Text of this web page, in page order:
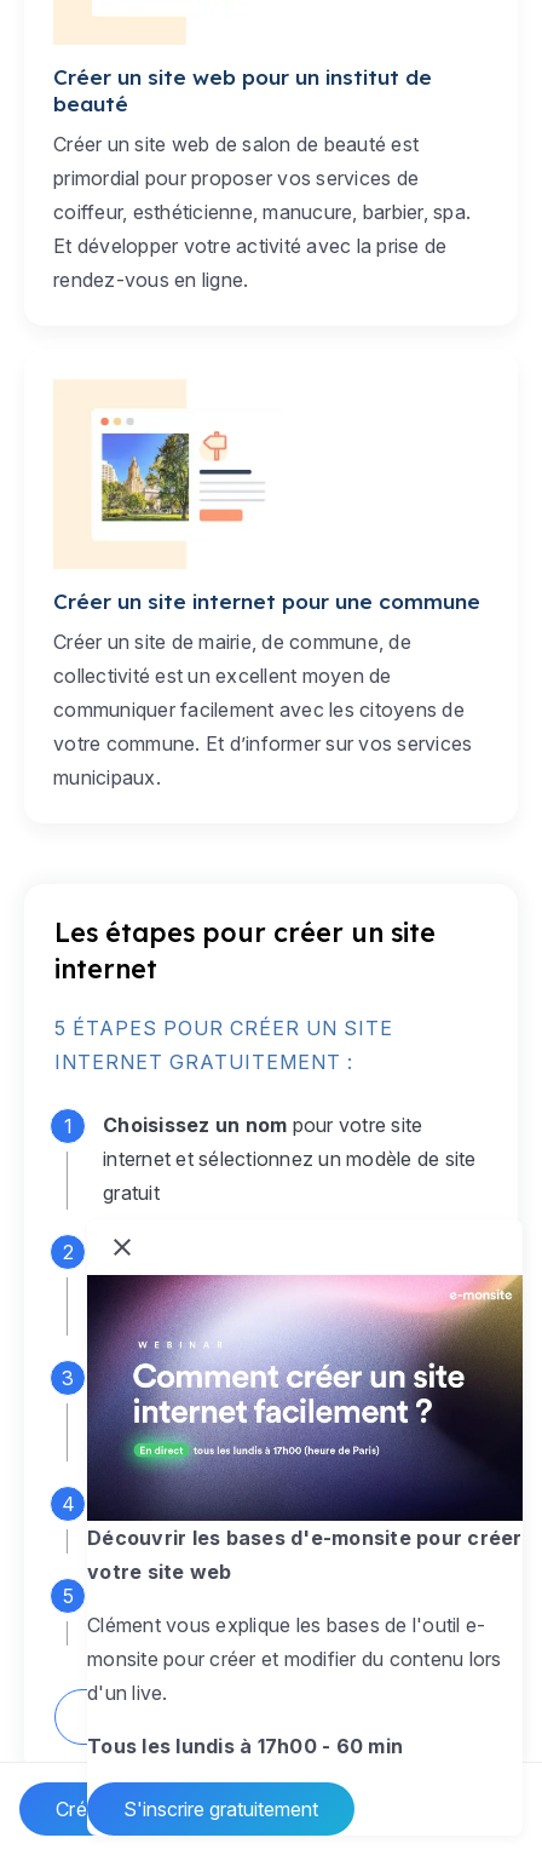
Créer un site Internet
Créer un site web pour un institut de
beauté
Créer un site web de salon de beauté est
primordial pour proposer vos services de
coiffeur, esthéticienne, manucure, barbier, spa.
Et développer votre activité avec la prise de
rendez-vous en ligne.
Créer un site internet pour une commune
Créer un site de mairie, de commune, de
collectivité est un excellent moyen de
communiquer facilement avec les citoyens de
votre commune. Et d’informer sur vos services
municipaux.
Les étapes pour créer un site
internet
5 ÉTAPES POUR CRÉER UN SITE
INTERNET GRATUITEMENT :
Choisissez un nom pour votre site
internet et sélectionnez un modèle de site
gratuit
Connectez-vous
monsite gratuit pour accéder à votre
espace d'administration
Personnalisez entièrement le
designpour créer un site web sur-mesure,
à votre image
Ajoutez des pagessans limite pour
présenter votre activité, votre passion
pour rendre votre site dynamique
Découvrir les bases d'e-monsite pour créer
votre site web
Clément vous explique les bases de l'outil e-
monsite pour créer et modifier du contenu lors
d'un live.
Tous les lundis à 17h00 - 60 min
S'inscrire gratuitement